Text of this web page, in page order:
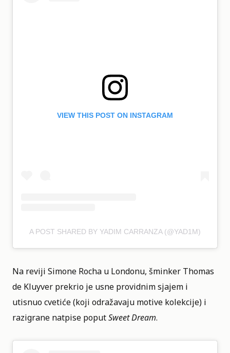
VIEW THIS POST ON INSTAGRAM
A POST SHARED BY YADIM CARRANZA (@YAD1M)
Na reviji Simone Rocha u Londonu, šminker Thomas
de Kluyver prekrio je usne providnim sjajem i
utisnuo cvetiće (koji odražavaju motive kolekcije) i
razigrane natpise poputSweet Dream.